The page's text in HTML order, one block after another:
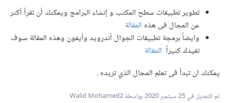
تطوير تطبيقات سطح المكتب و إنشاء البرامج ويمكنك أن تقرأ أكثر
عن المجال فى هذه المقالة
وايضاً برمجة تطبيقات الجوال أندرويد وأيفون وهذه المقالة سوف
تفيدك كثيراً المقالة
يمكنك ان تبدأ فى تعلم المجال الذي تريده .
تم التعديل في25 سبتمبر 2020 بواسطة Walid Mohamed2